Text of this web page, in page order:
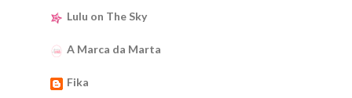
Lulu on The Sky
A Marca da Marta
Fika